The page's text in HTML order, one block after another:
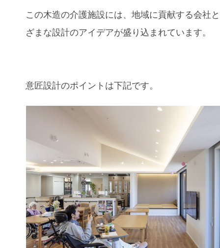
この木造の介護施設には、地域に貢献する会社
ざまな設計のアイデアが盛り込まれています。
意匠設計のポイントは下記です。